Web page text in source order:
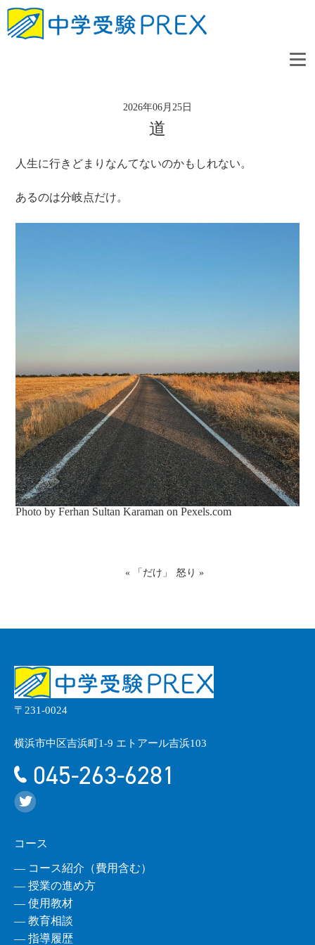
2026年06月25日
道
人生に行きどまりなんてないのかもしれない。
あるのは分岐点だけ。
Photo by Ferhan Sultan Karaman onPexels.com
« 「だけ」 怒り »
〒231-0024
横浜市中区吉浜町1-9 エトアール吉浜103
045-263-6281
コース
― コース紹介（費用含む）
― 授業の進め方
― 使用教材
― 教育相談
― 指導履歴